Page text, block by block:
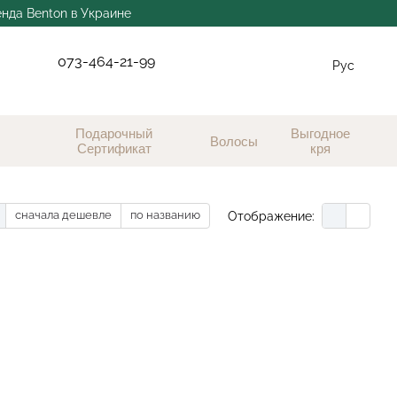
Benton в Украине
073-464-21-99 Рус
Подарочный
Сертификат
Волосы
Выгодное
кря
сначала дешевле по названию Отображение: